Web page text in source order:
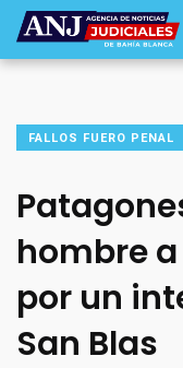
FALLOS FUERO PENAL
hombre
por un
San Blas